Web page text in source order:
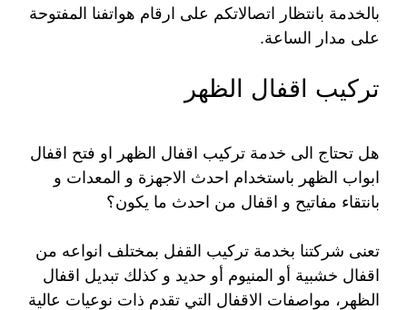
بالخدمة بانتظار اتصالاتكم على ارقام هواتفنا المفتوحة
على مدار الساعة.
تركيب اقفال الظهر
هل تحتاج الى خدمة تركيب اقفال الظهر او فتح اقفال
ابواب الظهر باستخدام احدث الاجهزة و المعدات و
بانتقاء مفاتيح و اقفال من احدث ما يكون؟
تعنى شركتنا بخدمة تركيب القفل بمختلف انواعه من
اقفال خشبية أو المنيوم أو حديد و كذلك تبديل اقفال
الظهر، مواصفات الاقفال التي تقدم ذات نوعيات عالية